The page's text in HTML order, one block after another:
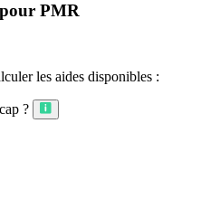
PMR
les aides disponibles :
?